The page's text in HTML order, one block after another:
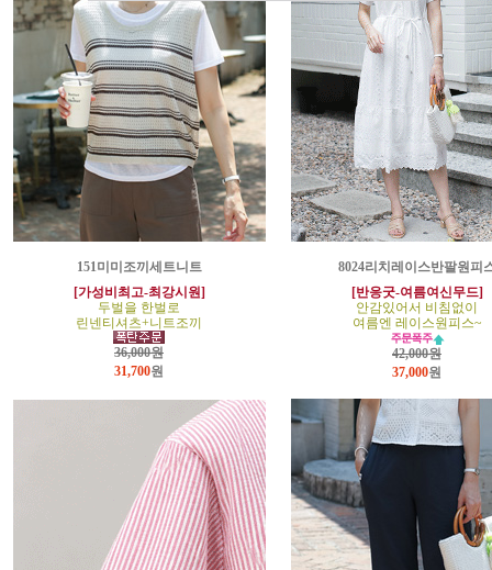
151미미조끼세트니트
[가성비최고-최강시원]
두벌을 한벌로
린넨티셔츠+니트조끼
36,000원
31,700원
8024리치레이스반팔원피
[반응굿-여름여신무드]
안감있어서 비침없이
여름엔 레이스원피스~
42,000원
37,000원